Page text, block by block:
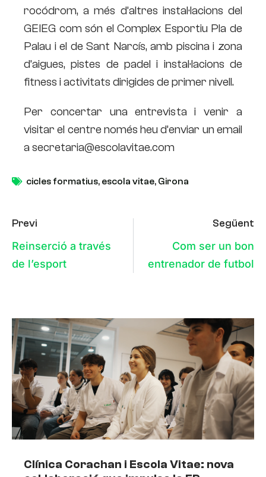
rocódrom, a més d’altres instal·lacions del
GEIEG com són el Complex Esportiu Pla de
Palau i el de Sant Narcís, amb piscina i zona
d’aigues, pistes de padel i instal·lacions de
fitness i activitats dirigides de primer nivell.
Per concertar una entrevista i venir a
visitar el centre només heu d’enviar un email
a secretaria@escolavitae.com
cicles formatius, escola vitae, Girona
Previ
Reinserció a través
de l’esport
Següent
Com ser un bon
entrenador de futbol
Clínica Corachan i Escola Vitae: nova